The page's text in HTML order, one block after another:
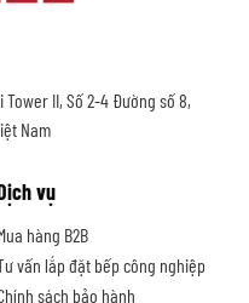
Tower II, Số 2-4 Đường số 8,
Nam
vụ
hàng B2B
vấn lắp đặt bếp công nghiệp
sách bảo hành